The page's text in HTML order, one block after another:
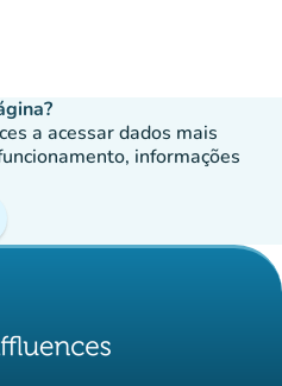
a acessar dados mais
informações